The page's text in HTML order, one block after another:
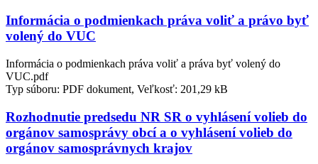
Informácia o podmienkach práva voliť a právo byť
volený do VUC
Informácia o podmienkach práva voliť a práva byť volený do
VUC.pdf
Typ súboru: PDF dokument, Veľkosť: 201,29 kB
Rozhodnutie predsedu NR SR o vyhlásení volieb do
orgánov samosprávy obcí a o vyhlásení volieb do
orgánov samosprávnych krajov